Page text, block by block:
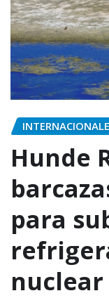
Hunde
para
nuclear